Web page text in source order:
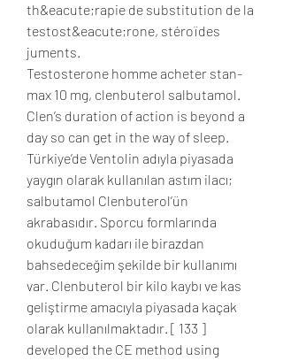
th&eacute;rapie de substitution de la
testost&eacute;rone, stéroïdes
juments.
Testosterone homme acheter stan-
max 10 mg, clenbuterol salbutamol.
Clen’s duration of action is beyond a
day so can get in the way of sleep.
Türkiye’de Ventolin adıyla piyasada
yaygın olarak kullanılan astım ilacı;
salbutamol Clenbuterol’ün
akrabasıdır. Sporcu formlarında
okuduğum kadarı ile birazdan
bahsedeceğim şekilde bir kullanımı
var. Clenbuterol bir kilo kaybı ve kas
geliştirme amacıyla piyasada kaçak
olarak kullanılmaktadır. [ 133 ]
developed the CE method using